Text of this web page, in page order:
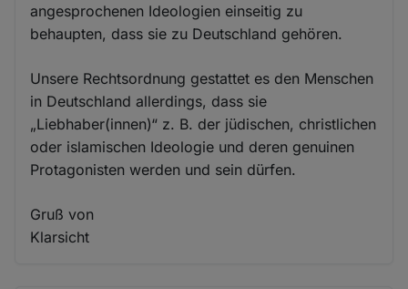
angesprochenen Ideologien einseitig zu
behaupten, dass sie zu Deutschland gehören.
Unsere Rechtsordnung gestattet es den Menschen
in Deutschland allerdings, dass sie
„Liebhaber(innen)“ z. B. der jüdischen, christlichen
oder islamischen Ideologie und deren genuinen
Protagonisten werden und sein dürfen.
Gruß von
Klarsicht